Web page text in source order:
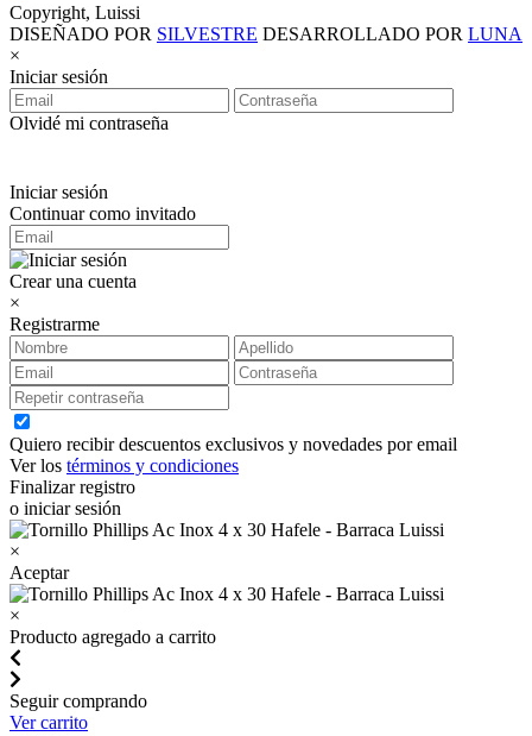
Copyright, Luissi
DISEÑADO POR SILVESTRE DESARROLLADO POR LUNA
×
Iniciar sesión
Olvidé mi contraseña
Iniciar sesión
Continuar como invitado
Crear una cuenta
×
Registrarme
Quiero recibir descuentos exclusivos y novedades por email
Ver los términos y condiciones
Finalizar registro
o iniciar sesión
×
Aceptar
×
Producto agregado a carrito
Seguir comprando
Ver carrito